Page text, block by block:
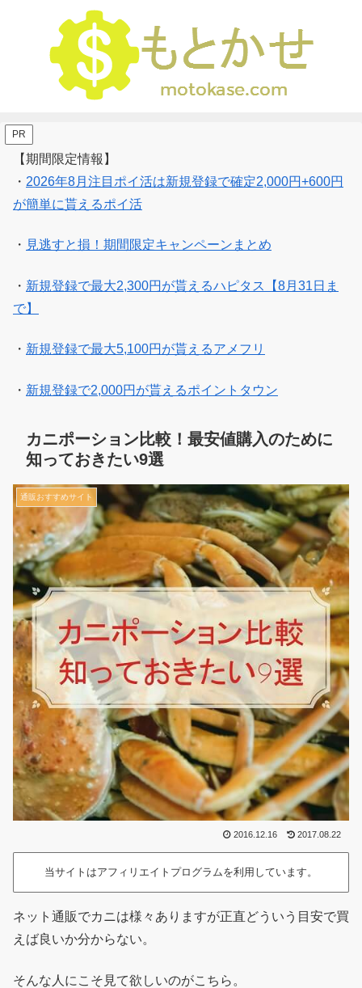
PR
【期間限定情報】
・ 2026年8月注目ポイ活は新規登録で確定2,000円+600円
が簡単に貰えるポイ活
・ 見逃すと損！期間限定キャンペーンまとめ
・ 新規登録で最大2,300円が貰えるハピタス【8月31日ま
で】
・ 新規登録で最大5,100円が貰えるアメフリ
・ 新規登録で2,000円が貰えるポイントタウン
カニポーション比較！最安値購入のために
知っておきたい9選
通販おすすめサイト
2016.12.16 2017.08.22
当サイトはアフィリエイトプログラムを利用しています。
ネット通販でカニは様々ありますが正直どういう目安で買
えば良いか分からない。
そんな人にこそ見て欲しいのがこちら。